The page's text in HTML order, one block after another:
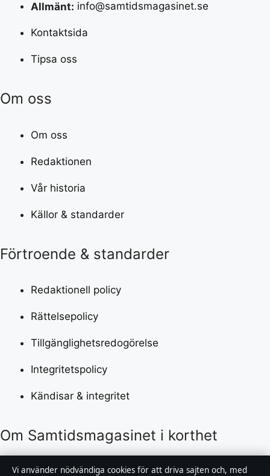
Allmänt: info@samtidsmagasinet.se
Kontaktsida
Tipsa oss
Om oss
Om oss
Redaktionen
Vår historia
Källor & standarder
Förtroende & standarder
Redaktionell policy
Rättelsepolicy
Tillgänglighetsredogörelse
Integritetspolicy
Kändisar & integritet
Om Samtidsmagasinet i korthet
Samtidsmagasinet är en oberoende svensk digital
Vi använder nödvändiga cookies för att driva sajten och, med